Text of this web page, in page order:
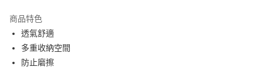
運送方式
宅配
每筆NT$100，滿NT$3,500(含以上)免運費
商品特色
透氣舒適
多重收納空間
防止磨擦